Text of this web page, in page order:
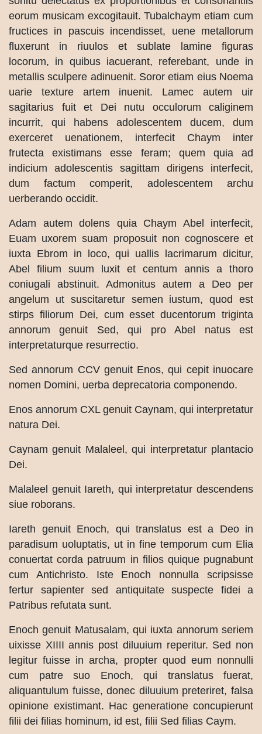
eorum musicam excogitauit. Tubalchaym etiam cum
fructices in pascuis incendisset, uene metallorum
fluxerunt in riuulos et sublate lamine figuras
locorum, in quibus iacuerant, referebant, unde in
metallis sculpere adinuenit. Soror etiam eius Noema
uarie texture artem inuenit. Lamec autem uir
sagitarius fuit et Dei nutu occulorum caliginem
incurrit, qui habens adolescentem ducem, dum
exerceret uenationem, interfecit Chaym inter
frutecta existimans esse feram; quem quia ad
indicium adolescentis sagittam dirigens interfecit,
dum factum comperit, adolescentem archu
uerberando occidit.
Adam autem dolens quia Chaym Abel interfecit,
Euam uxorem suam proposuit non cognoscere et
iuxta Ebrom in loco, qui uallis lacrimarum dicitur,
Abel filium suum luxit et centum annis a thoro
coniugali abstinuit. Admonitus autem a Deo per
angelum ut suscitaretur semen iustum, quod est
stirps filiorum Dei, cum esset ducentorum triginta
annorum genuit Sed, qui pro Abel natus est
interpretaturque resurrectio.
Sed annorum CCV genuit Enos, qui cepit inuocare
nomen Domini, uerba deprecatoria componendo.
Enos annorum CXL genuit Caynam, qui interpretatur
natura Dei.
Caynam genuit Malaleel, qui interpretatur plantacio
Dei.
Malaleel genuit Iareth, qui interpretatur descendens
siue roborans.
Iareth genuit Enoch, qui translatus est a Deo in
paradisum uoluptatis, ut in fine temporum cum Elia
conuertat corda patruum in filios quique pugnabunt
cum Antichristo. Iste Enoch nonnulla scripsisse
fertur sapienter sed antiquitate suspecte fidei a
Patribus refutata sunt.
Enoch genuit Matusalam, qui iuxta annorum seriem
uixisse XIIII annis post diluuium reperitur. Sed non
legitur fuisse in archa, propter quod eum nonnulli
cum patre suo Enoch, qui translatus fuerat,
aliquantulum fuisse, donec diluuium preteriret, falsa
opinione existimant. Hac generatione concupierunt
filii dei filias hominum, id est, filii Sed filias Caym.